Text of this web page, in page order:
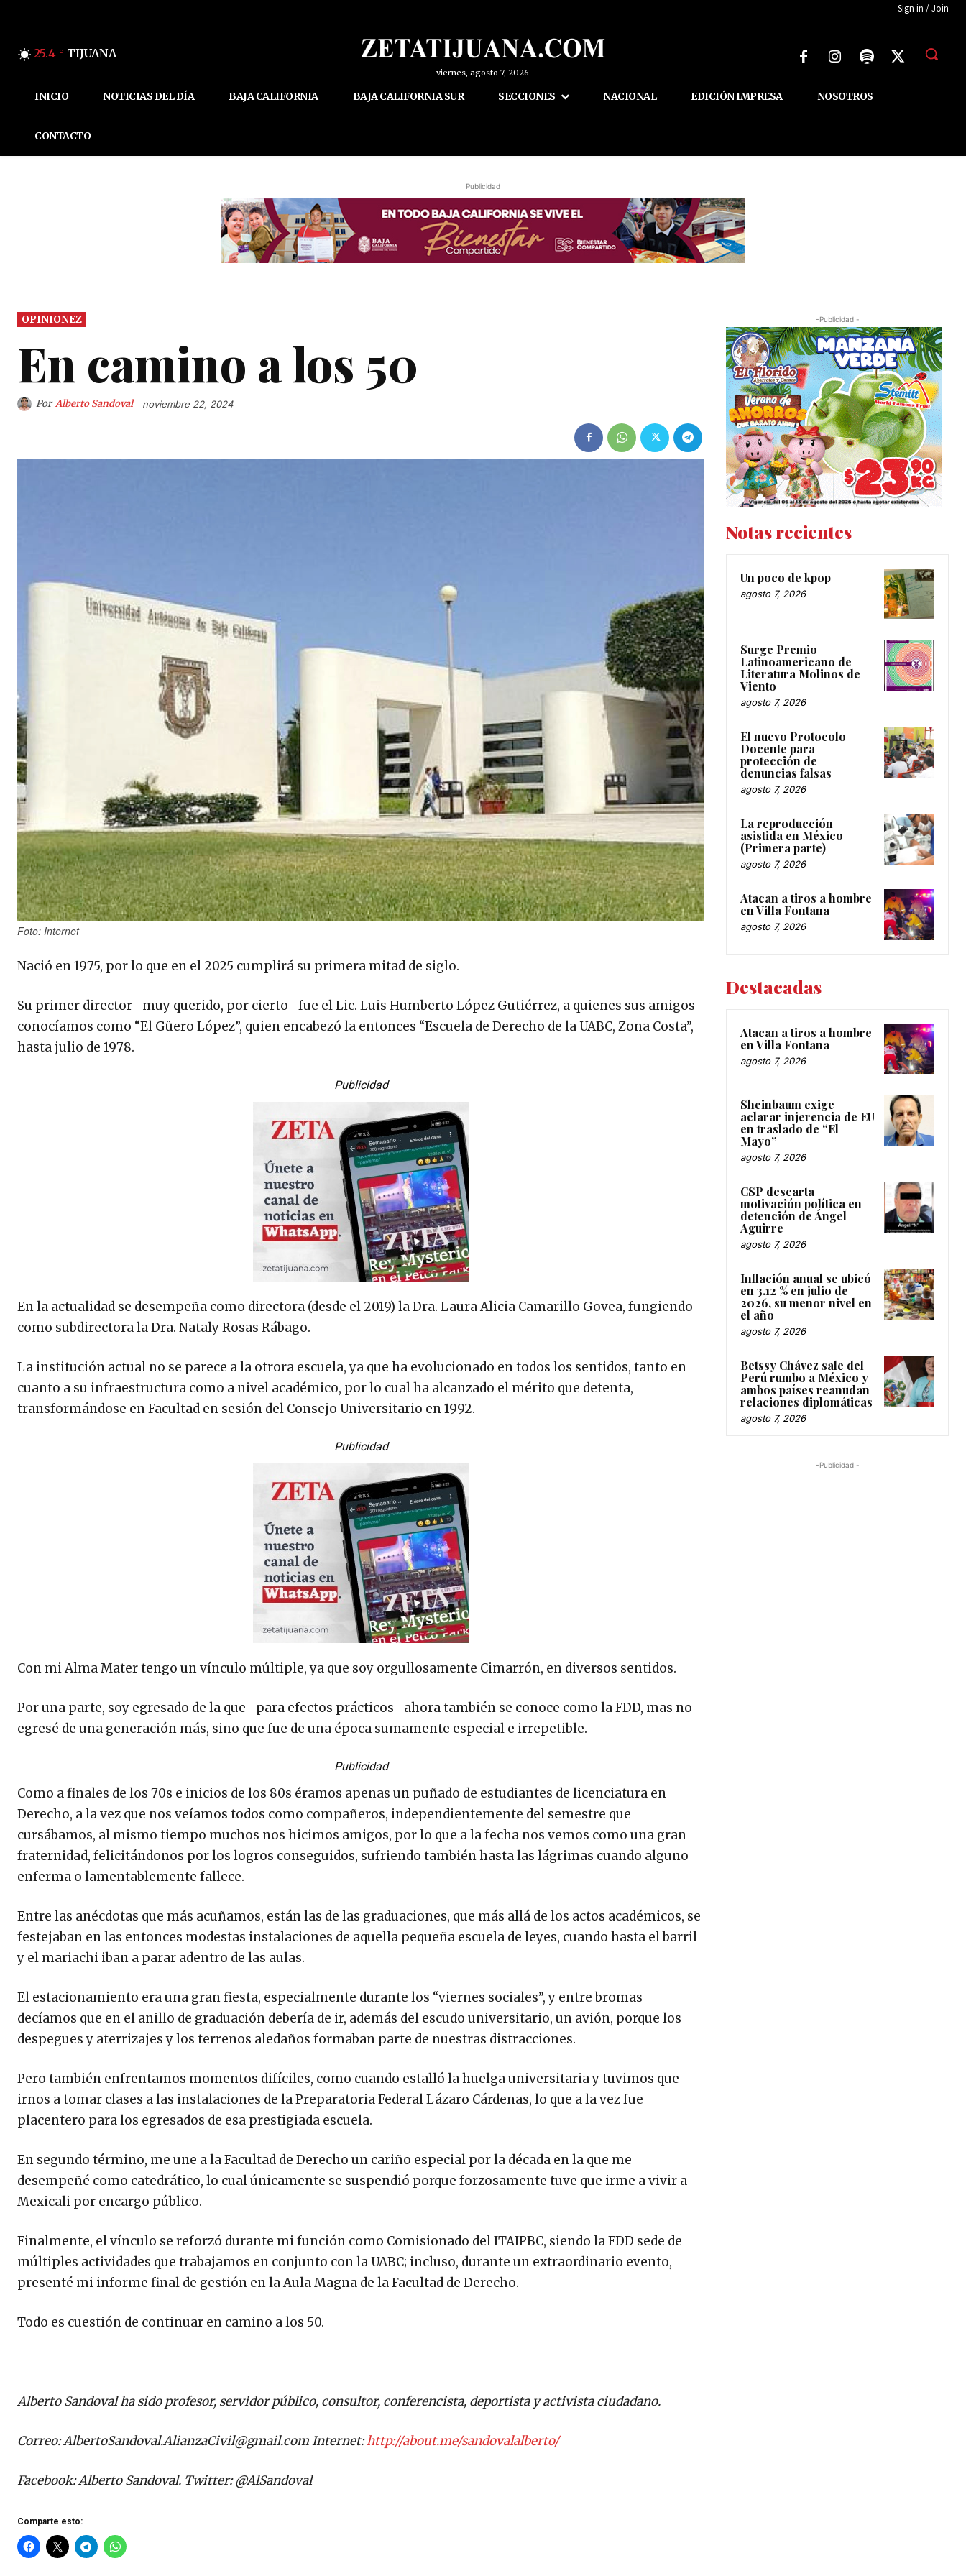
Sign in / Join
25.4 C TIJUANA
viernes, agosto 7, 2026
INICIO NOTICIAS DEL DÍA BAJA CALIFORNIA BAJA CALIFORNIA SUR SECCIONES NACIONAL EDICIÓN IMPRESA NOSOTROS
CONTACTO
Publicidad
OPINIONEZ
En camino a los 50
Por Alberto Sandoval noviembre 22, 2024
Foto: Internet
Nació en 1975, por lo que en el 2025 cumplirá su primera mitad de siglo.
Su primer director -muy querido, por cierto- fue el Lic. Luis Humberto López Gutiérrez, a quienes sus amigos
conocíamos como “El Güero López”, quien encabezó la entonces “Escuela de Derecho de la UABC, Zona Costa”,
hasta julio de 1978.
Publicidad
En la actualidad se desempeña como directora (desde el 2019) la Dra. Laura Alicia Camarillo Govea, fungiendo
como subdirectora la Dra. Nataly Rosas Rábago.
La institución actual no se parece a la otrora escuela, ya que ha evolucionado en todos los sentidos, tanto en
cuanto a su infraestructura como a nivel académico, por lo cual ha alcanzado el mérito que detenta,
transformándose en Facultad en sesión del Consejo Universitario en 1992.
Publicidad
Con mi Alma Mater tengo un vínculo múltiple, ya que soy orgullosamente Cimarrón, en diversos sentidos.
Por una parte, soy egresado de la que -para efectos prácticos- ahora también se conoce como la FDD, mas no
egresé de una generación más, sino que fue de una época sumamente especial e irrepetible.
Publicidad
Como a finales de los 70s e inicios de los 80s éramos apenas un puñado de estudiantes de licenciatura en
Derecho, a la vez que nos veíamos todos como compañeros, independientemente del semestre que
cursábamos, al mismo tiempo muchos nos hicimos amigos, por lo que a la fecha nos vemos como una gran
fraternidad, felicitándonos por los logros conseguidos, sufriendo también hasta las lágrimas cuando alguno
enferma o lamentablemente fallece.
Entre las anécdotas que más acuñamos, están las de las graduaciones, que más allá de los actos académicos, se
festejaban en las entonces modestas instalaciones de aquella pequeña escuela de leyes, cuando hasta el barril
y el mariachi iban a parar adentro de las aulas.
El estacionamiento era una gran fiesta, especialmente durante los “viernes sociales”, y entre bromas
decíamos que en el anillo de graduación debería de ir, además del escudo universitario, un avión, porque los
despegues y aterrizajes y los terrenos aledaños formaban parte de nuestras distracciones.
Pero también enfrentamos momentos difíciles, como cuando estalló la huelga universitaria y tuvimos que
irnos a tomar clases a las instalaciones de la Preparatoria Federal Lázaro Cárdenas, lo que a la vez fue
placentero para los egresados de esa prestigiada escuela.
En segundo término, me une a la Facultad de Derecho un cariño especial por la década en la que me
desempeñé como catedrático, lo cual únicamente se suspendió porque forzosamente tuve que irme a vivir a
Mexicali por encargo público.
Finalmente, el vínculo se reforzó durante mi función como Comisionado del ITAIPBC, siendo la FDD sede de
múltiples actividades que trabajamos en conjunto con la UABC; incluso, durante un extraordinario evento,
presenté mi informe final de gestión en la Aula Magna de la Facultad de Derecho.
Todo es cuestión de continuar en camino a los 50.
Alberto Sandoval ha sido profesor, servidor público, consultor, conferencista, deportista y activista ciudadano.
Correo:AlbertoSandoval.AlianzaCivil@gmail.comInternet:http://about.me/sandovalalberto/
Facebook: Alberto Sandoval. Twitter: @AlSandoval
Comparte esto:
-Publicidad -
Notas recientes
Un poco de kpop
agosto 7, 2026
Surge Premio
Latinoamericano de
Literatura Molinos de
Viento
agosto 7, 2026
El nuevo Protocolo
Docente para
protección de
denuncias falsas
agosto 7, 2026
La reproducción
asistida en México
(Primera parte)
agosto 7, 2026
Atacan a tiros a hombre
en Villa Fontana
agosto 7, 2026
Destacadas
Atacan a tiros a hombre
en Villa Fontana
agosto 7, 2026
Sheinbaum exige
aclarar injerencia de EU
en traslado de “El
Mayo”
agosto 7, 2026
CSP descarta
motivación política en
detención de Ángel
Aguirre
agosto 7, 2026
Inflación anual se ubicó
en 3.12 % en julio de
2026, su menor nivel en
el año
agosto 7, 2026
Betssy Chávez sale del
Perú rumbo a México y
ambos países reanudan
relaciones diplomáticas
agosto 7, 2026
-Publicidad -